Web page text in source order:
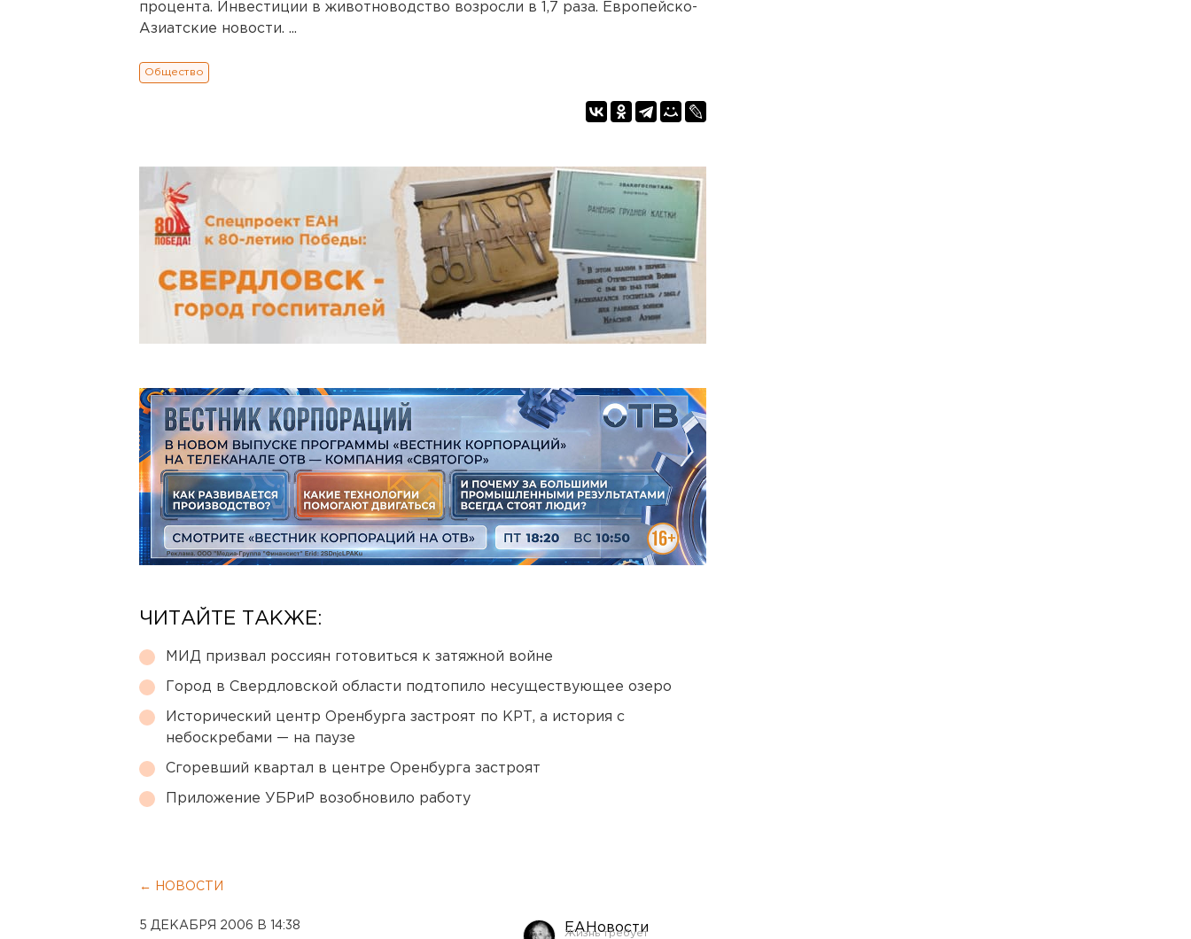
процента. Инвестиции в животноводство возросли в 1,7 раза. Европейско-
Азиатские новости. ...
Общество
ЧИТАЙТЕ ТАКЖЕ:
МИД призвал россиян готовиться к затяжной войне
Город в Свердловской области подтопило несуществующее озеро
Исторический центр Оренбурга застроят по КРТ, а история с
небоскребами — на паузе
Сгоревший квартал в центре Оренбурга застроят
Приложение УБРиР возобновило работу
← НОВОСТИ
5 ДЕКАБРЯ 2006 В 14:38 ЕАНовости